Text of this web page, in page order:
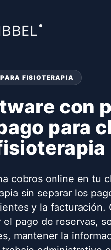
FISIOTERAPIA
con
para
cobros online en tu
sin separar los
y la facturación.
el pago de reservas,
mantener la